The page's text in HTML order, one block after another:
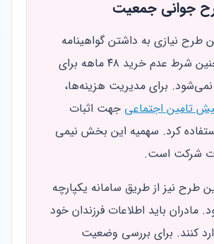
جوانی جمعیت
طرح نیازی به داشتن گواهینامه
ندارند. همچنین شرط عدم خرید ۴۸ ماهه برای
برای مدیریت هزینه‌ها،
تامین اجتماعی جهت اثبات
کرد. سهمیه این بخش نیمی
شرکت است.
طرح نیز از طریق سامانه یکپارچه
مادران باید اطلاعات فرزندان خود
کنند. برای بررسی وضعیت